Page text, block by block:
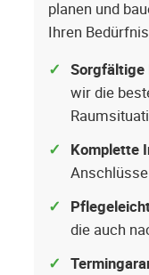
planen und
Ihren
Sorgfältige
wir die
Komplette
die auch